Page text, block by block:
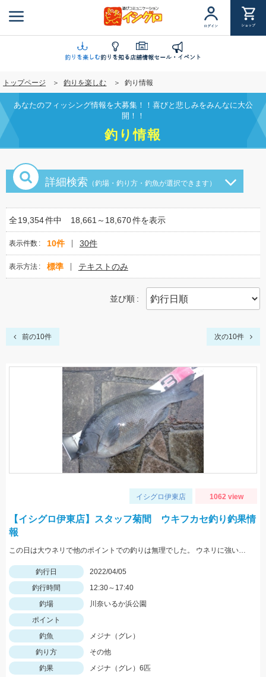
ン
に
移
動
ログイン ショップ
釣りを楽しむ釣りを知る店舗情報セール・イベント
トップページ 釣りを楽しむ 釣り情報
あなたのフィッシング情報を大募集！！喜びと悲しみをみんなに大公
開！！
釣り情報
詳細検索 （釣場・釣り方・釣魚が選択できます）
全19,354件中 18,661～18,670件を表示
表示件数 10件 30件
表示方法 標準 テキストのみ
並び順
前の10件 次の10件
イシグロ伊東店 1062 view
【イシグロ伊東店】スタッフ菊間 ウキフカセ釣り釣果情
報
この日は大ウネリで他のポイントでの釣りは無理でした。 ウネリに強いこのポイントでも波は大きかったですが、 沖目のポイントでアタリが良く出ました！
釣行日
2022/04/05
釣行時間
12:30～17:40
釣場
川奈いるか浜公園
ポイント
釣魚
メジナ（グレ）
釣り方
その他
釣果
メジナ（グレ）6匹